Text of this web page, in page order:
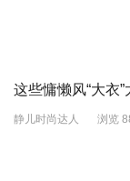
这些慵懒风“大衣
静儿时尚达人 浏览